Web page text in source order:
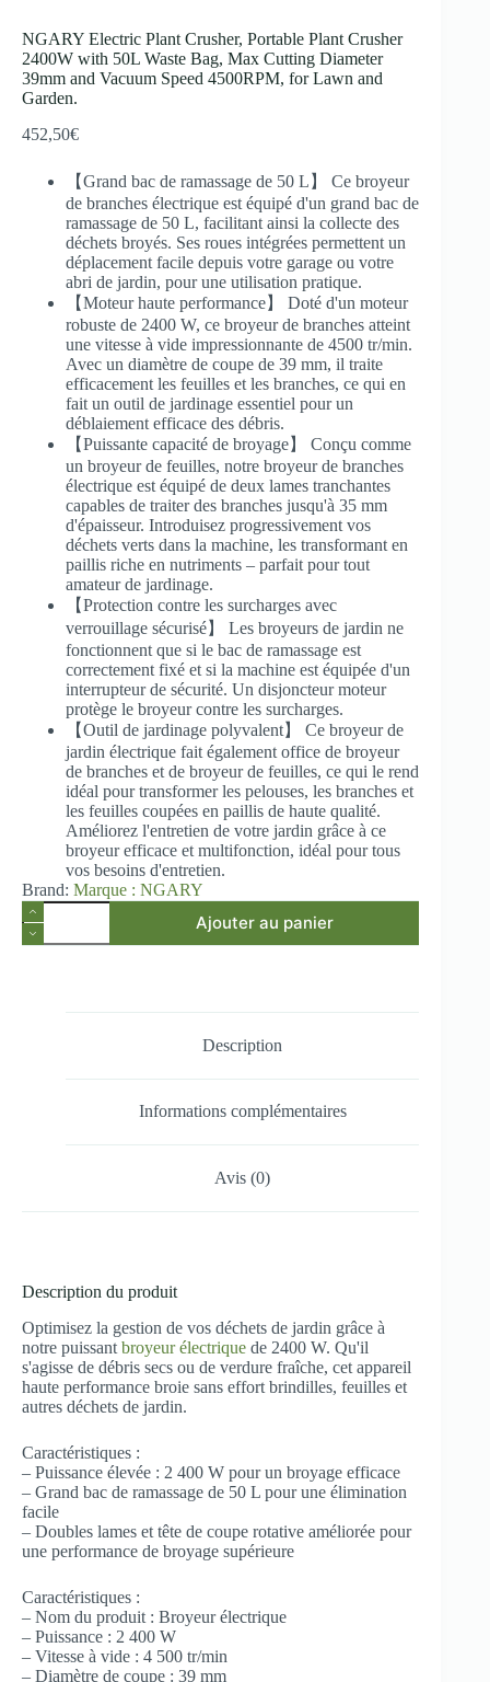
NGARY Electric Plant Crusher, Portable Plant Crusher
2400W with 50L Waste Bag, Max Cutting Diameter
39mm and Vacuum Speed 4500RPM, for Lawn and
Garden.
452,50€
【Grand bac de ramassage de 50 L】 Ce broyeur
de branches électrique est équipé d'un grand bac de
ramassage de 50 L, facilitant ainsi la collecte des
déchets broyés. Ses roues intégrées permettent un
déplacement facile depuis votre garage ou votre
abri de jardin, pour une utilisation pratique.
【Moteur haute performance】 Doté d'un moteur
robuste de 2400 W, ce broyeur de branches atteint
une vitesse à vide impressionnante de 4500 tr/min.
Avec un diamètre de coupe de 39 mm, il traite
efficacement les feuilles et les branches, ce qui en
fait un outil de jardinage essentiel pour un
déblaiement efficace des débris.
【Puissante capacité de broyage】 Conçu comme
un broyeur de feuilles, notre broyeur de branches
électrique est équipé de deux lames tranchantes
capables de traiter des branches jusqu'à 35 mm
d'épaisseur. Introduisez progressivement vos
déchets verts dans la machine, les transformant en
paillis riche en nutriments – parfait pour tout
amateur de jardinage.
【Protection contre les surcharges avec
verrouillage sécurisé】 Les broyeurs de jardin ne
fonctionnent que si le bac de ramassage est
correctement fixé et si la machine est équipée d'un
interrupteur de sécurité. Un disjoncteur moteur
protège le broyeur contre les surcharges.
【Outil de jardinage polyvalent】 Ce broyeur de
jardin électrique fait également office de broyeur
de branches et de broyeur de feuilles, ce qui le rend
idéal pour transformer les pelouses, les branches et
les feuilles coupées en paillis de haute qualité.
Améliorez l'entretien de votre jardin grâce à ce
broyeur efficace et multifonction, idéal pour tous
vos besoins d'entretien.
Brand: Marque : NGARY
quantité
de
NGARY
2400W
4500RPM,
for
Lawn
and
Garden.
Ajouter au panier
Description
Informations complémentaires
Avis (0)
Description du produit
Optimisez la gestion de vos déchets de jardin grâce à
notre puissant broyeur électrique de 2400 W. Qu'il
s'agisse de débris secs ou de verdure fraîche, cet appareil
haute performance broie sans effort brindilles, feuilles et
autres déchets de jardin.
Caractéristiques :
– Puissance élevée : 2 400 W pour un broyage efficace
– Grand bac de ramassage de 50 L pour une élimination
facile
– Doubles lames et tête de coupe rotative améliorée pour
une performance de broyage supérieure
Caractéristiques :
– Nom du produit : Broyeur électrique
– Puissance : 2 400 W
– Vitesse à vide : 4 500 tr/min
– Diamètre de coupe : 39 mm